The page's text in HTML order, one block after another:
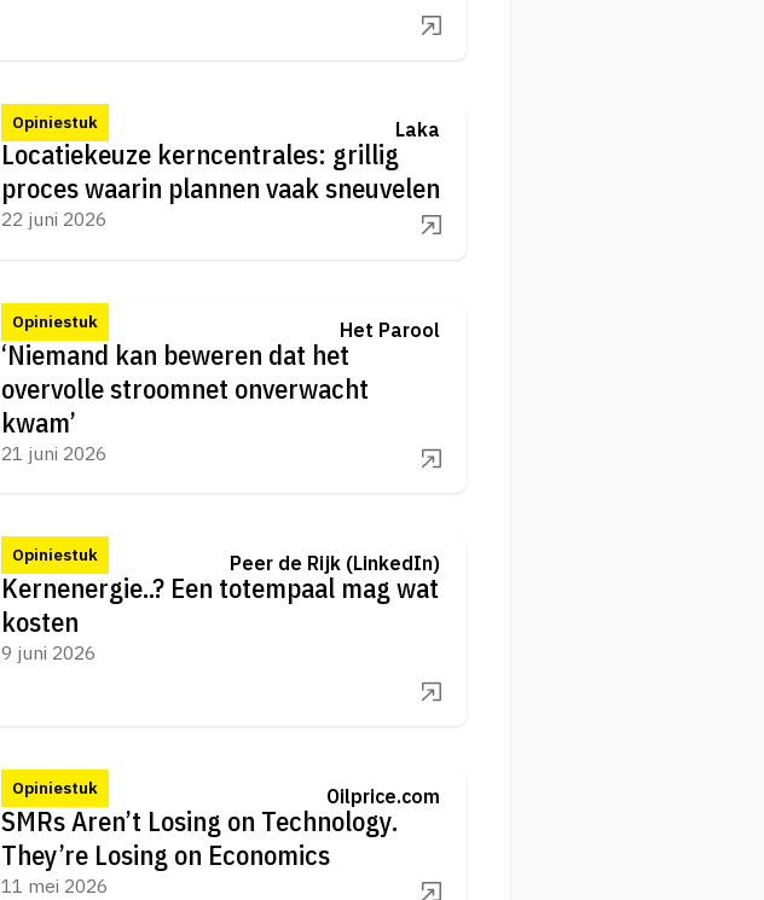
Opiniestuk Laka
Locatiekeuze kerncentrales: grillig
proces waarin plannen vaak sneuvelen
22 juni 2026
Opiniestuk Het Parool
‘Niemand kan beweren dat het
overvolle stroomnet onverwacht
kwam’
21 juni 2026
Opiniestuk Peer de Rijk (LinkedIn)
Kernenergie..? Een totempaal mag wat
kosten
9 juni 2026
Opiniestuk Oilprice.com
SMRs Aren’t Losing on Technology.
They’re Losing on Economics
11 mei 2026